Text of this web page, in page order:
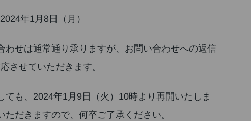
年1月8日（月）
せは通常通り承りますが、お問い合わせへの返信
させていただきます。
も、2024年1月9日（火）10時より再開いたしま
だきますので、何卒ご了承ください。